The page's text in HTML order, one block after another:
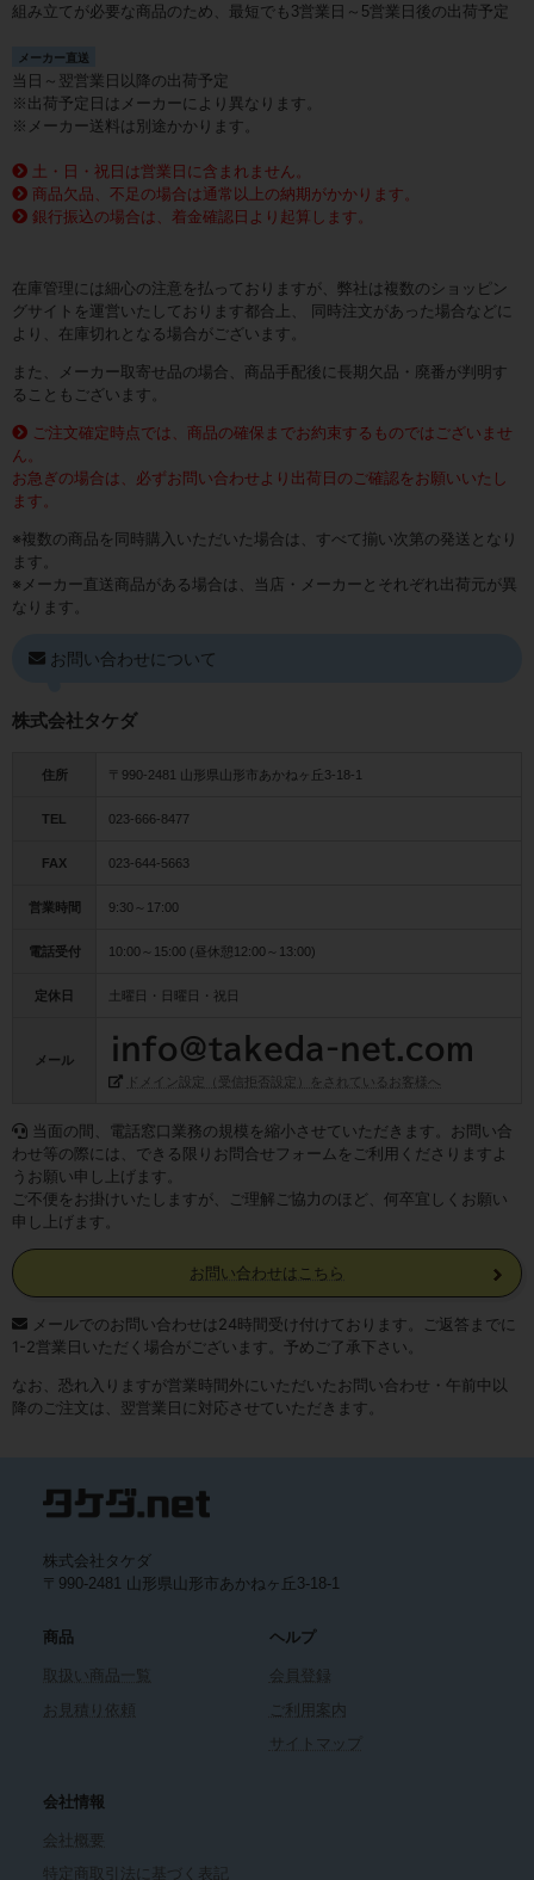
組み立てが必要な商品のため、最短でも3営業日～5営業日後の出荷予定
メーカー直送
当日～翌営業日以降の出荷予定
※出荷予定日はメーカーにより異なります。
※メーカー送料は別途かかります。
土・日・祝日は営業日に含まれません。
商品欠品、不足の場合は通常以上の納期がかかります。
銀行振込の場合は、着金確認日より起算します。
在庫管理には細心の注意を払っておりますが、弊社は複数のショッピン
グサイトを運営いたしております都合上、 同時注文があった場合などに
より、在庫切れとなる場合がございます。
また、メーカー取寄せ品の場合、商品手配後に長期欠品・廃番が判明す
ることもございます。
ご注文確定時点では、商品の確保までお約束するものではございませ
ん。
お急ぎの場合は、必ずお問い合わせより出荷日のご確認をお願いいたし
ます。
※複数の商品を同時購入いただいた場合は、すべて揃い次第の発送となり
ます。
※メーカー直送商品がある場合は、当店・メーカーとそれぞれ出荷元が異
なります。
お問い合わせについて
株式会社タケダ
住所 〒990-2481 山形県山形市あかねヶ丘3-18-1
TEL 023-666-8477
FAX 023-644-5663
営業時間 9:30～17:00
電話受付 10:00～15:00 (昼休憩12:00～13:00)
定休日 土曜日・日曜日・祝日
メール
ドメイン設定（受信拒否設定）をされているお客様へ
当面の間、電話窓口業務の規模を縮小させていただきます。お問い合
わせ等の際には、できる限りお問合せフォームをご利用くださりますよ
うお願い申し上げます。
ご不便をお掛けいたしますが、ご理解ご協力のほど、何卒宜しくお願い
申し上げます。
お問い合わせはこちら
メールでのお問い合わせは24時間受け付けております。ご返答までに
1-2営業日いただく場合がございます。予めご了承下さい。
なお、恐れ入りますが営業時間外にいただいたお問い合わせ・午前中以
降のご注文は、翌営業日に対応させていただきます。
株式会社タケダ
〒990-2481 山形県山形市あかねヶ丘3-18-1
商品
取扱い商品一覧
お見積り依頼
ヘルプ
会員登録
ご利用案内
サイトマップ
会社情報
会社概要
特定商取引法に基づく表記